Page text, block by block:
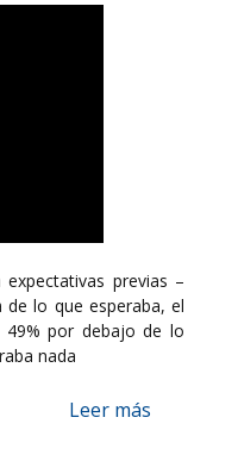
previas –
de lo que esperaba, el
por debajo de lo
nada
Leer más